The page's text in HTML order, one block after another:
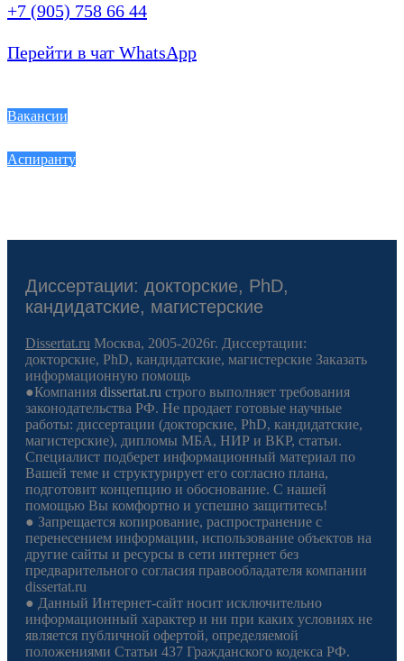
+7 (905) 758 66 44
Перейти в чат WhatsApp
Вакансии
Аспиранту
Диссертации: докторские, PhD,
кандидатские, магистерские
Dissertat.ru Москва, 2005-2026г. Диссертации:
докторские, PhD, кандидатские, магистерские Заказать
информационную помощь
●Компания dissertat.ru строго выполняет требования
законодательства РФ. Не продает готовые научные
работы: диссертации (докторские, PhD, кандидатские,
магистерские), дипломы МБА, НИР и ВКР, статьи.
Специалист подберет информационный материал по
Вашей теме и структурирует его согласно плана,
подготовит концепцию и обоснование. С нашей
помощью Вы комфортно и успешно защититесь!
● Запрещается копирование, распространение с
перенесением информации, использование объектов на
другие сайты и ресурсы в сети интернет без
предварительного согласия правообладателя компании
dissertat.ru
● Данный Интернет-сайт носит исключительно
информационный характер и ни при каких условиях не
является публичной офертой, определяемой
положениями Статьи 437 Гражданского кодекса РФ.